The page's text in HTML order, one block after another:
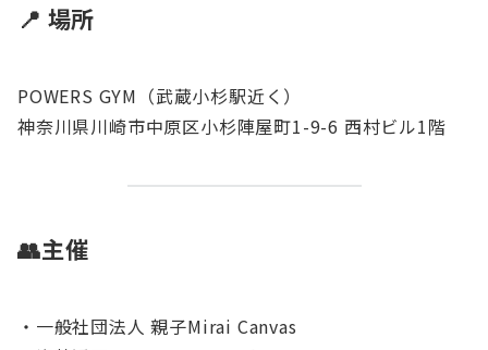
📍 場所
POWERS GYM（武蔵小杉駅近く）
神奈川県川崎市中原区小杉陣屋町1-9-6 西村ビル1階
👥主催
・一般社団法人 親子Mirai Canvas